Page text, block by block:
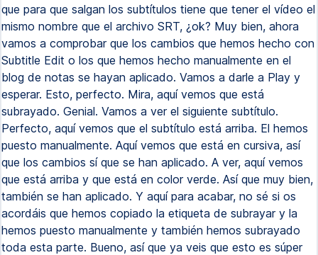
que para que salgan los subtítulos tiene que tener el vídeo el
mismo nombre que el archivo SRT, ¿ok? Muy bien, ahora
vamos a comprobar que los cambios que hemos hecho con
Subtitle Edit o los que hemos hecho manualmente en el
blog de notas se hayan aplicado. Vamos a darle a Play y
esperar. Esto, perfecto. Mira, aquí vemos que está
subrayado. Genial. Vamos a ver el siguiente subtítulo.
Perfecto, aquí vemos que el subtítulo está arriba. El hemos
puesto manualmente. Aquí vemos que está en cursiva, así
que los cambios sí que se han aplicado. A ver, aquí vemos
que está arriba y que está en color verde. Así que muy bien,
también se han aplicado. Y aquí para acabar, no sé si os
acordáis que hemos copiado la etiqueta de subrayar y la
hemos puesto manualmente y también hemos subrayado
toda esta parte. Bueno, así que ya veis que esto es súper